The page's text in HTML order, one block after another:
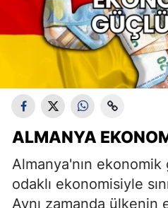
ALMANYA
Almanya'nın
odaklı ekonomisiyle
Aynı zamanda ülkenin